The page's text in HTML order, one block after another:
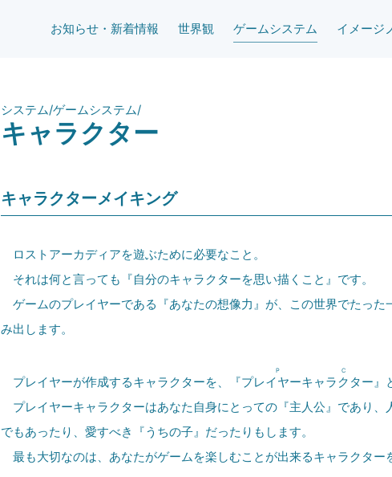
お知らせ ・新着情報 世界観 ゲームシステム イメージ
システム/ゲームシステム/
キャラクター
キャラクターメイキング
ロストアーカディアを遊ぶために必要なこと。
それは何と言っても『自分のキャラクターを思い描くこと』です。
ゲームのプレイヤーである『あなたの想像力』が、この世界でたった
み出します。
プレイヤーが作成するキャラクターを、『プレイヤーキ
P
ャラクター
C
』
プレイヤーキャラクターはあなた自身にとっての『主人公』であり、
でもあったり、愛すべき『うちの子』だったりもします。
最も大切なのは、あなたがゲームを楽しむことが出来るキャラクター